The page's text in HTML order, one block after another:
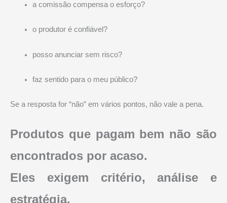
a comissão compensa o esforço?
o produtor é confiável?
posso anunciar sem risco?
faz sentido para o meu público?
Se a resposta for “não” em vários pontos, não vale a pena.
Produtos que pagam bem não são
encontrados por acaso.
Eles exigem critério, análise e
estratégia.